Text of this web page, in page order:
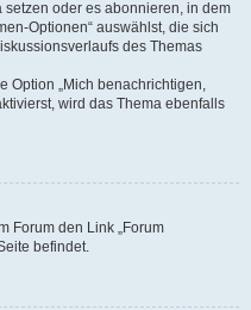
oder es abonnieren, in dem
Optionen“ auswählst, die sich
des Themas
Option „Mich benachrichtigen,
wird das Thema ebenfalls
Forum den Link „Forum
befindet.